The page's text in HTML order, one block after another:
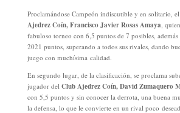
Proclamándose Campeón indiscutible y en solitario,
Ajedrez Coín, Francisco Javier Rosas Amaya ,
fabuloso torneo con 6,5 puntos de 7 posibles,
2021 puntos, superando a todos sus rivales, dando
juego con muchísima calidad.
En segundo lugar, de la clasificación, se proclama
jugador del Club Ajedrez Coín, David Zumaquero
con 5,5 puntos y sin conocer la derrota, una buena
la defensa, lo que le convierte en un rival poco